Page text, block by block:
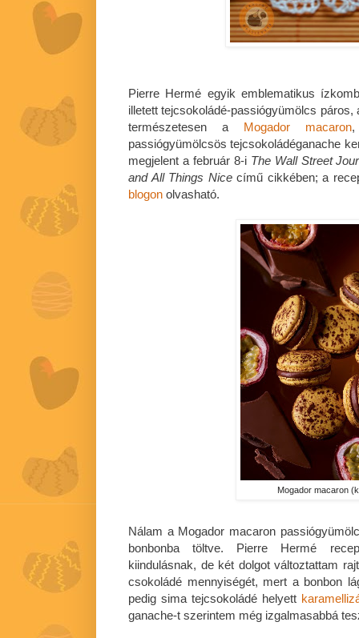
Pierre Hermé egyik emblematikus
illetett tejcsokoládé-passiógyümölcs
természetesen a
Mogador macaron,
passiógyümölcsös tejcsokoládéganache
megjelent a február 8-i The Wall Street
and All Things Nicecímű cikkében; a
blogon olvasható.
Mogador macaron
Nálam a Mogador macaron
bonbonba töltve. Pierre Hermé
kiindulásnak, de két dolgot változtattam
csokoládé mennyiségét, mert a bonbon
pedig sima tejcsokoládé helyett
ganache-t szerintem még izgalmasabbá